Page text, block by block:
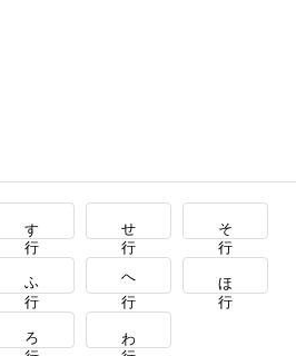
す行 せ行 そ行
ふ行 へ行 ほ行
ろ行 わ行